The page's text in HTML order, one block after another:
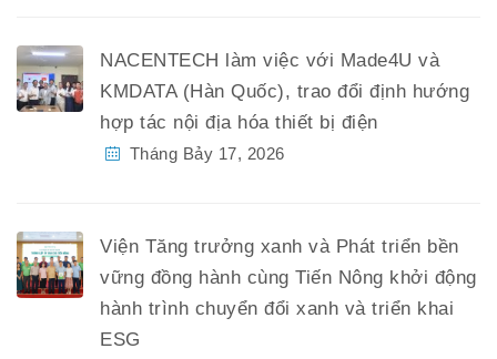
NACENTECH làm việc với Made4U và
KMDATA (Hàn Quốc), trao đổi định hướng
hợp tác nội địa hóa thiết bị điện
Tháng Bảy 17, 2026
Viện Tăng trưởng xanh và Phát triển bền
vững đồng hành cùng Tiến Nông khởi động
hành trình chuyển đổi xanh và triển khai
ESG